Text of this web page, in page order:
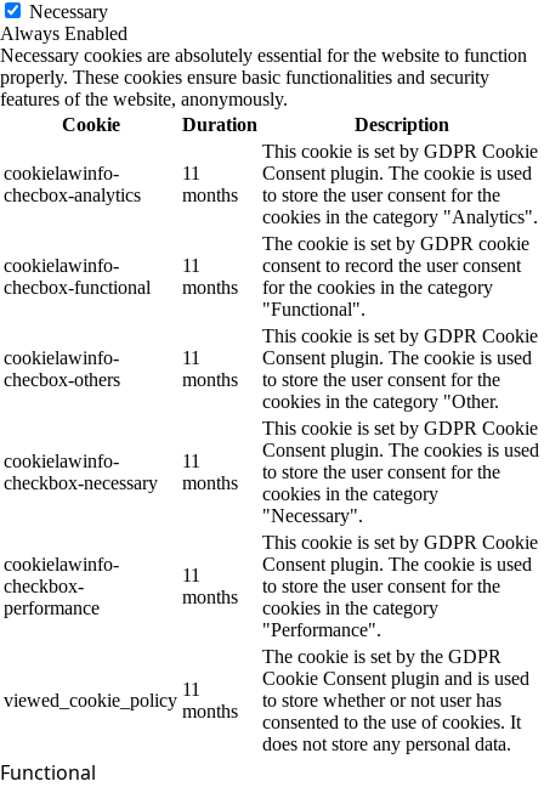
Necessary
Always Enabled
Necessary cookies are absolutely essential for the website to function
properly. These cookies ensure basic functionalities and security
features of the website, anonymously.
Cookie
Duration Description
cookielawinfo-
checbox-analytics
11
months
This cookie is set by GDPR Cookie
Consent plugin. The cookie is used
to store the user consent for the
cookies in the category "Analytics".
cookielawinfo-
checbox-functional
11
months
The cookie is set by GDPR cookie
consent to record the user consent
for the cookies in the category
"Functional".
cookielawinfo-
checbox-others
11
months
This cookie is set by GDPR Cookie
Consent plugin. The cookie is used
to store the user consent for the
cookies in the category "Other.
cookielawinfo-
checkbox-necessary
11
months
This cookie is set by GDPR Cookie
Consent plugin. The cookies is used
to store the user consent for the
cookies in the category
"Necessary".
cookielawinfo-
checkbox-
performance
11
months
This cookie is set by GDPR Cookie
Consent plugin. The cookie is used
to store the user consent for the
cookies in the category
"Performance".
viewed_cookie_policy
11
months
The cookie is set by the GDPR
Cookie Consent plugin and is used
to store whether or not user has
consented to the use of cookies. It
does not store any personal data.
Functional